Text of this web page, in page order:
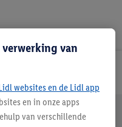
klant
van
websites en de Lidl app
en in onze apps
van verschillende